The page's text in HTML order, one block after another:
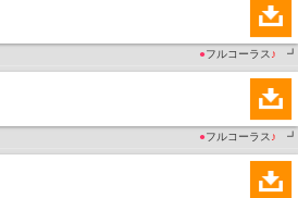
●フルコーラス ♪ ┛
●フルコーラス ♪ ┛